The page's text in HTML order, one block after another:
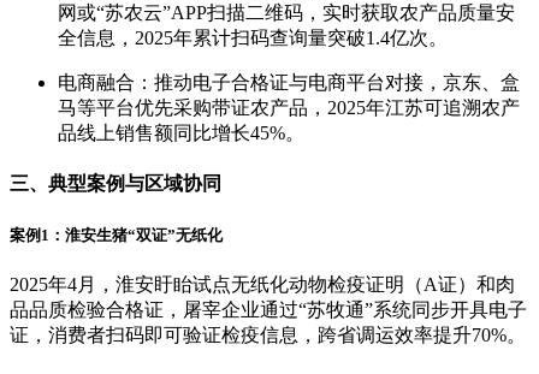
网或“苏农云”APP扫描二维码，实时获取农产品质量安
全信息，2025年累计扫码查询量突破1.4亿次。
电商融合：推动电子合格证与电商平台对接，京东、盒
马等平台优先采购带证农产品，2025年江苏可追溯农产
品线上销售额同比增长45%。
三、典型案例与区域协同
案例1：淮安生猪“双证”无纸化
2025年4月，淮安盱眙试点无纸化动物检疫证明（A证）和肉
品品质检验合格证，屠宰企业通过“苏牧通”系统同步开具电子
证，消费者扫码即可验证检疫信息，跨省调运效率提升70%。